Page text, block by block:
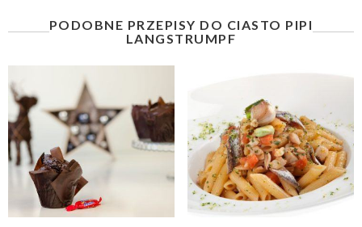
PODOBNE PRZEPISY DO CIASTO PIPI
LANGSTRUMPF